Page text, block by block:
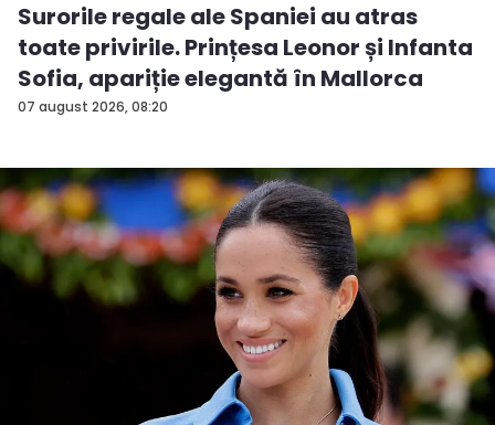
07 august 2026, 08:20
Surorile regale ale Spaniei au atras
toate privirile. Prințesa Leonor și Infanta
Sofia, apariție elegantă în Mallorca